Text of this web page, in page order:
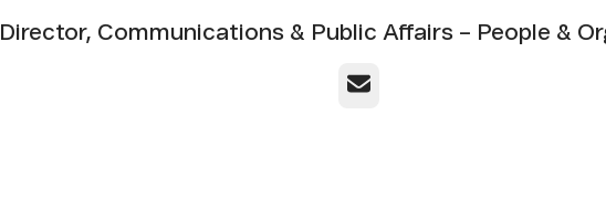
Director, Communications & Public Affairs – People &
E-mail